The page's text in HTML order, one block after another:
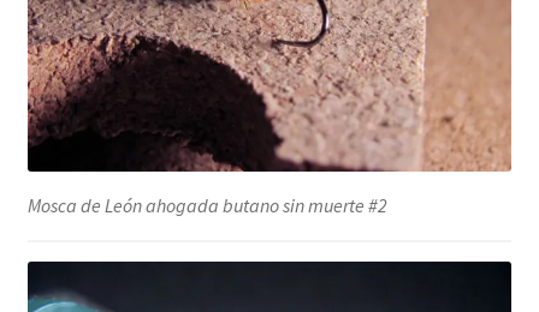
Mosca de León ahogada butano sin muerte #2